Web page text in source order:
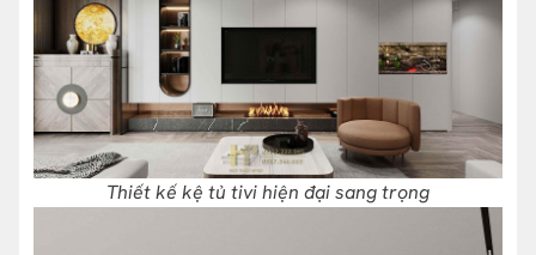
Thiết kế kệ tủ tivi hiện đại sang trọng